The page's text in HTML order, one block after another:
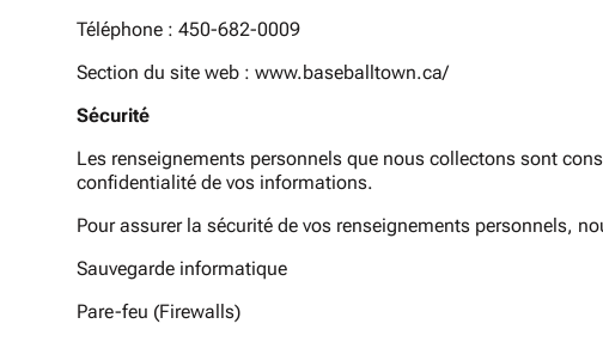
Téléphone : 450-682-0009
Section du site web : www.baseballtown.ca/
Sécurité
Les renseignements personnels que nous collectons sont
confidentialité de vos informations.
Pour assurer la sécurité de vos renseignements personnels,
Sauvegarde informatique
Pare-feu (Firewalls)